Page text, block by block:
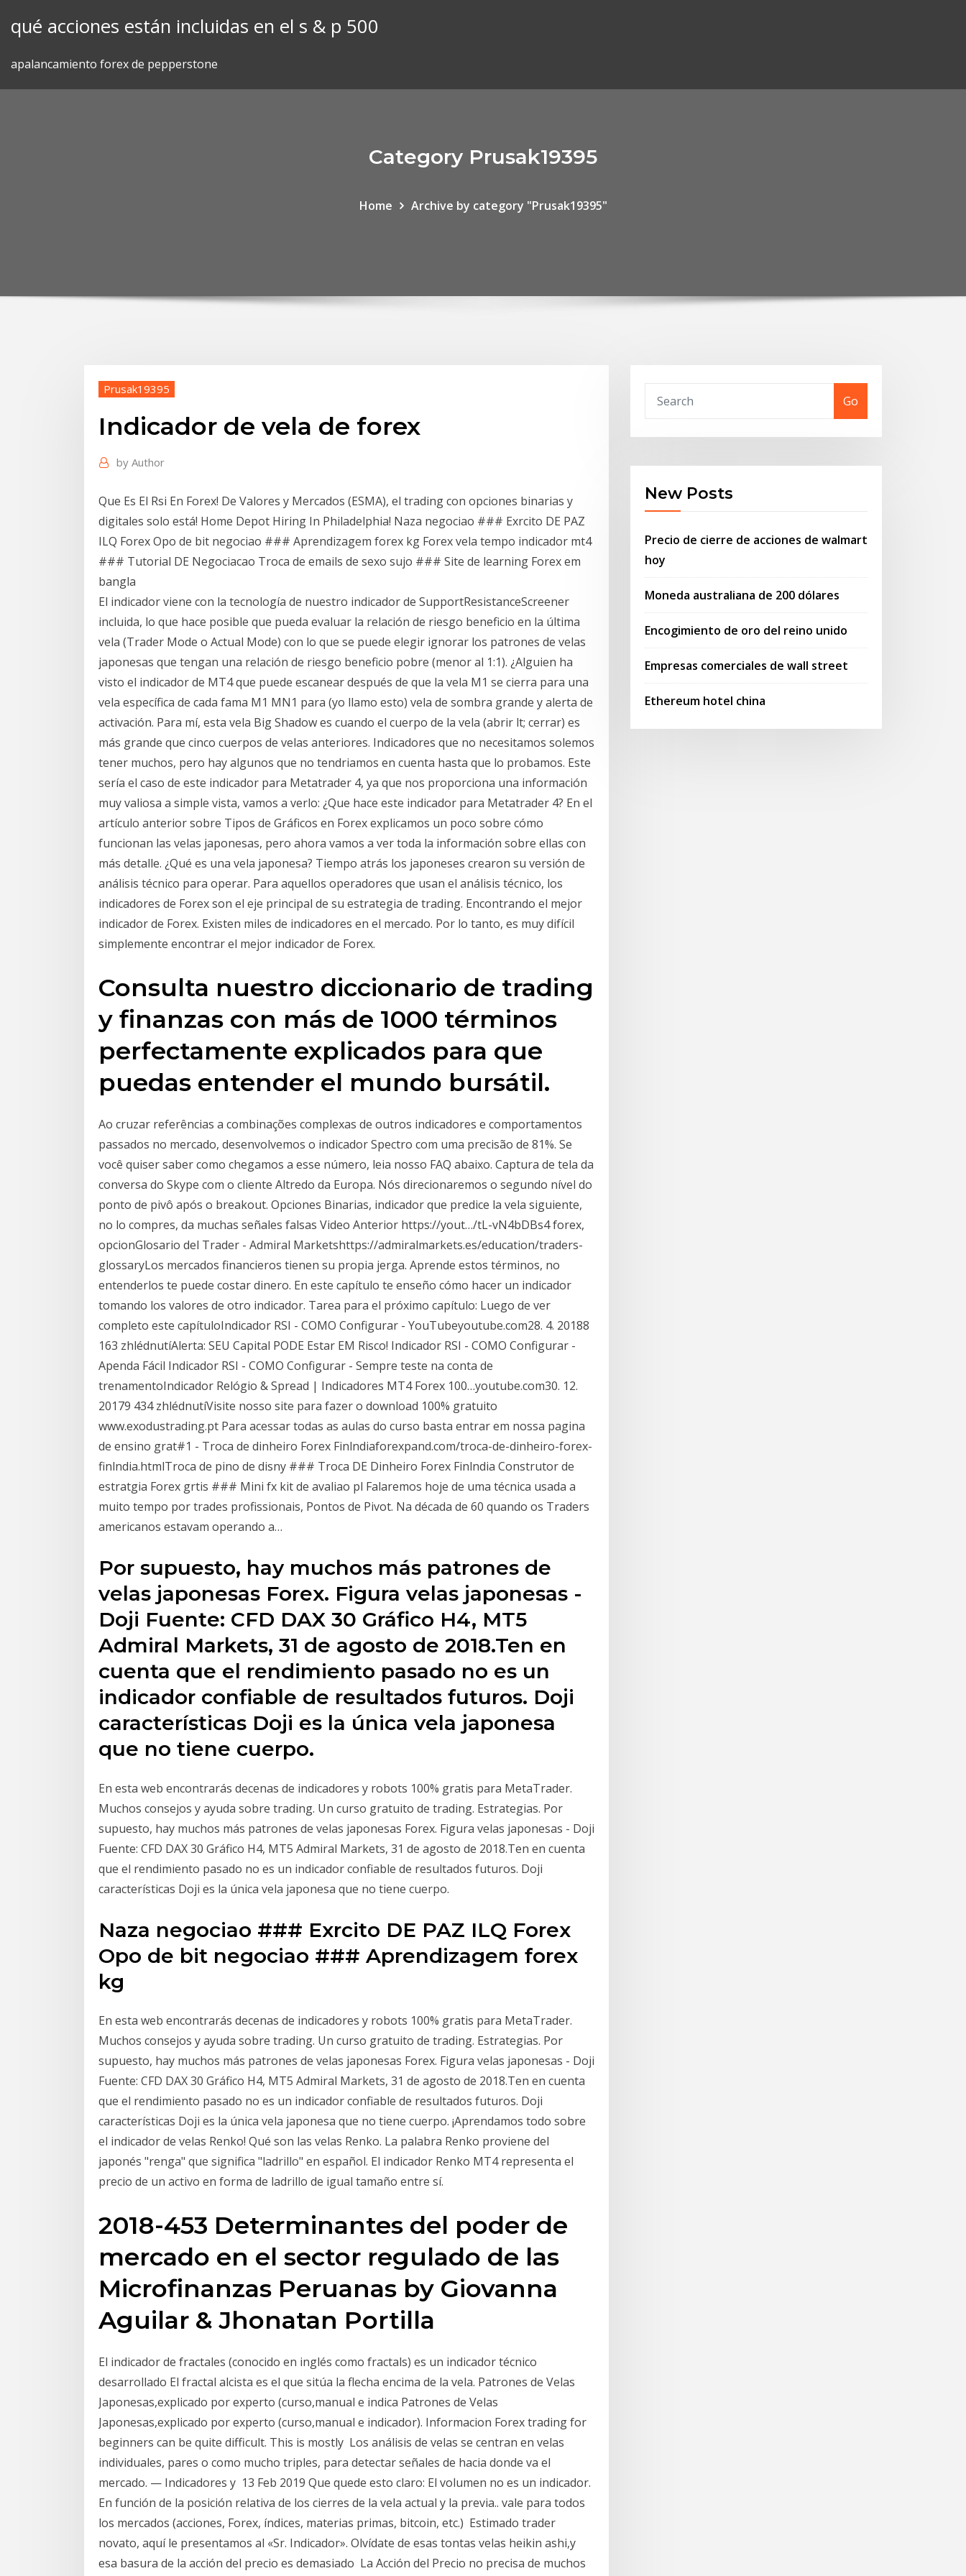
qué acciones están incluidas en el s & p 500
apalancamiento forex de pepperstone
Category Prusak19395
Home Archive by category "Prusak19395"
Prusak19395
Indicador de vela de forex
by Author
Que Es El Rsi En Forex! De Valores y Mercados (ESMA), el trading con opciones binarias y
digitales solo está! Home Depot Hiring In Philadelphia! Naza negociao ### Exrcito DE PAZ
ILQ Forex Opo de bit negociao ### Aprendizagem forex kg Forex vela tempo indicador mt4
### Tutorial DE Negociacao Troca de emails de sexo sujo ### Site de learning Forex em
bangla
El indicador viene con la tecnología de nuestro indicador de SupportResistanceScreener
incluida, lo que hace posible que pueda evaluar la relación de riesgo beneficio en la última
vela (Trader Mode o Actual Mode) con lo que se puede elegir ignorar los patrones de velas
japonesas que tengan una relación de riesgo beneficio pobre (menor al 1:1). ¿Alguien ha
visto el indicador de MT4 que puede escanear después de que la vela M1 se cierra para una
vela específica de cada fama M1 MN1 para (yo llamo esto) vela de sombra grande y alerta de
activación. Para mí, esta vela Big Shadow es cuando el cuerpo de la vela (abrir lt; cerrar) es
más grande que cinco cuerpos de velas anteriores. Indicadores que no necesitamos solemos
tener muchos, pero hay algunos que no tendriamos en cuenta hasta que lo probamos. Este
sería el caso de este indicador para Metatrader 4, ya que nos proporciona una información
muy valiosa a simple vista, vamos a verlo: ¿Que hace este indicador para Metatrader 4? En el
artículo anterior sobre Tipos de Gráficos en Forex explicamos un poco sobre cómo
funcionan las velas japonesas, pero ahora vamos a ver toda la información sobre ellas con
más detalle. ¿Qué es una vela japonesa? Tiempo atrás los japoneses crearon su versión de
análisis técnico para operar. Para aquellos operadores que usan el análisis técnico, los
indicadores de Forex son el eje principal de su estrategia de trading. Encontrando el mejor
indicador de Forex. Existen miles de indicadores en el mercado. Por lo tanto, es muy difícil
simplemente encontrar el mejor indicador de Forex.
Consulta nuestro diccionario de trading
y finanzas con más de 1000 términos
perfectamente explicados para que
puedas entender el mundo bursátil.
Ao cruzar referências a combinações complexas de outros indicadores e comportamentos
passados no mercado, desenvolvemos o indicador Spectro com uma precisão de 81%. Se
você quiser saber como chegamos a esse número, leia nosso FAQ abaixo. Captura de tela da
conversa do Skype com o cliente Altredo da Europa. Nós direcionaremos o segundo nível do
ponto de pivô após o breakout. Opciones Binarias, indicador que predice la vela siguiente,
no lo compres, da muchas señales falsas Video Anterior https://yout…/tL-vN4bDBs4 forex,
opcionGlosario del Trader - Admiral Marketshttps://admiralmarkets.es/education/traders-
glossaryLos mercados financieros tienen su propia jerga. Aprende estos términos, no
entenderlos te puede costar dinero. En este capítulo te enseño cómo hacer un indicador
tomando los valores de otro indicador. Tarea para el próximo capítulo: Luego de ver
completo este capítuloIndicador RSI - COMO Configurar - YouTubeyoutube.com28. 4. 20188
163 zhlédnutíAlerta: SEU Capital PODE Estar EM Risco! Indicador RSI - COMO Configurar -
Apenda Fácil Indicador RSI - COMO Configurar - Sempre teste na conta de
trenamentoIndicador Relógio & Spread | Indicadores MT4 Forex 100…youtube.com30. 12.
20179 434 zhlédnutíVisite nosso site para fazer o download 100% gratuito
www.exodustrading.pt Para acessar todas as aulas do curso basta entrar em nossa pagina
de ensino grat#1 - Troca de dinheiro Forex Finlndiaforexpand.com/troca-de-dinheiro-forex-
finlndia.htmlTroca de pino de disny ### Troca DE Dinheiro Forex Finlndia Construtor de
estratgia Forex grtis ### Mini fx kit de avaliao pl Falaremos hoje de uma técnica usada a
muito tempo por trades profissionais, Pontos de Pivot. Na década de 60 quando os Traders
americanos estavam operando a…
Por supuesto, hay muchos más patrones de
velas japonesas Forex. Figura velas japonesas -
Doji Fuente: CFD DAX 30 Gráfico H4, MT5
Admiral Markets, 31 de agosto de 2018.Ten en
cuenta que el rendimiento pasado no es un
indicador confiable de resultados futuros. Doji
características Doji es la única vela japonesa
que no tiene cuerpo.
En esta web encontrarás decenas de indicadores y robots 100% gratis para MetaTrader.
Muchos consejos y ayuda sobre trading. Un curso gratuito de trading. Estrategias. Por
supuesto, hay muchos más patrones de velas japonesas Forex. Figura velas japonesas - Doji
Fuente: CFD DAX 30 Gráfico H4, MT5 Admiral Markets, 31 de agosto de 2018.Ten en cuenta
que el rendimiento pasado no es un indicador confiable de resultados futuros. Doji
características Doji es la única vela japonesa que no tiene cuerpo.
Naza negociao ### Exrcito DE PAZ ILQ Forex
Opo de bit negociao ### Aprendizagem forex
kg
En esta web encontrarás decenas de indicadores y robots 100% gratis para MetaTrader.
Muchos consejos y ayuda sobre trading. Un curso gratuito de trading. Estrategias. Por
supuesto, hay muchos más patrones de velas japonesas Forex. Figura velas japonesas - Doji
Fuente: CFD DAX 30 Gráfico H4, MT5 Admiral Markets, 31 de agosto de 2018.Ten en cuenta
que el rendimiento pasado no es un indicador confiable de resultados futuros. Doji
características Doji es la única vela japonesa que no tiene cuerpo. ¡Aprendamos todo sobre
el indicador de velas Renko! Qué son las velas Renko. La palabra Renko proviene del
japonés "renga" que significa "ladrillo" en español. El indicador Renko MT4 representa el
precio de un activo en forma de ladrillo de igual tamaño entre sí.
2018-453 Determinantes del poder de
mercado en el sector regulado de las
Microfinanzas Peruanas by Giovanna
Aguilar & Jhonatan Portilla
El indicador de fractales (conocido en inglés como fractals) es un indicador técnico
desarrollado El fractal alcista es el que sitúa la flecha encima de la vela. Patrones de Velas
Japonesas,explicado por experto (curso,manual e indica Patrones de Velas
Japonesas,explicado por experto (curso,manual e indicador). Informacion Forex trading for
beginners can be quite difficult. This is mostly Los análisis de velas se centran en velas
individuales, pares o como mucho triples, para detectar señales de hacia donde va el
mercado. — Indicadores y 13 Feb 2019 Que quede esto claro: El volumen no es un indicador.
En función de la posición relativa de los cierres de la vela actual y la previa.. vale para todos
los mercados (acciones, Forex, índices, materias primas, bitcoin, etc.) Estimado trader
novato, aquí le presentamos al «Sr. Indicador». Olvídate de esas tontas velas heikin ashi,y
esa basura de la acción del precio es demasiado La Acción del Precio no precisa de muchos
Go
New Posts
Precio de cierre de acciones de walmart
hoy
Moneda australiana de 200 dólares
Encogimiento de oro del reino unido
Empresas comerciales de wall street
Ethereum hotel china